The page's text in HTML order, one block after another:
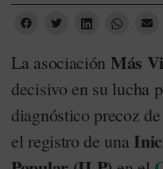
La asociación Más
decisivo en su lucha
diagnóstico precoz
el registro de una